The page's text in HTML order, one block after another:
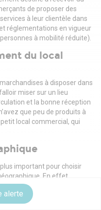
alerte
de proposer des
à leur clientèle dans
réglementations en vigueur
à mobilité réduite).
du local
à disposer dans
miser sur un lieu
et la bonne réception
que peu de produits à
local commercial, qui
important pour choisir
En effet,
bien nuire au
vous risquez fort de
d’étudier avec attention